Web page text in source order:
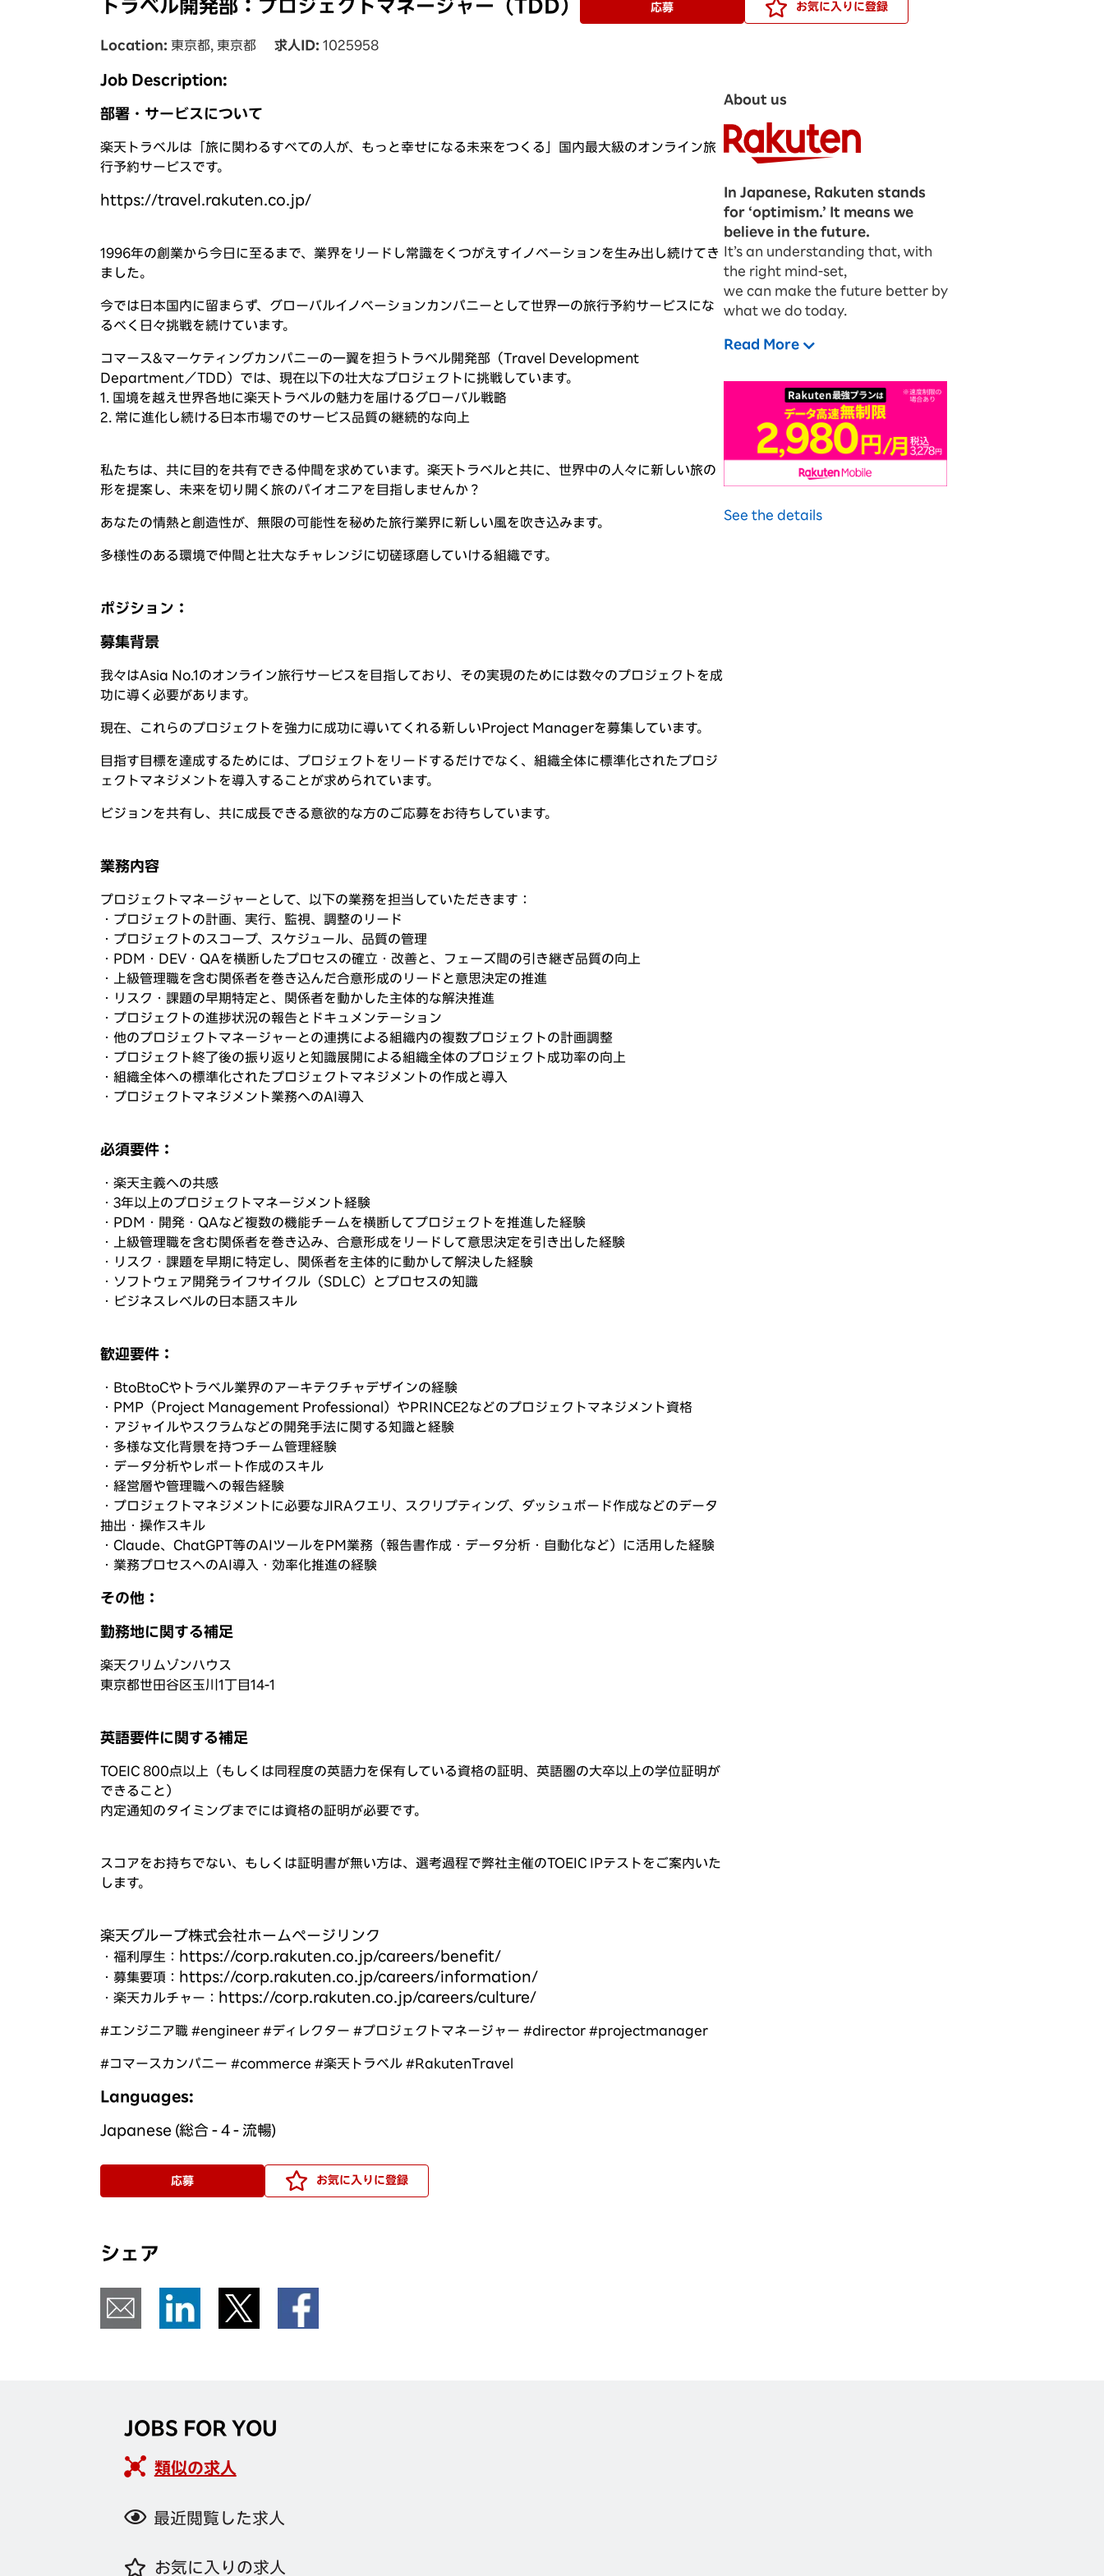
トラベル開発部：プロジェクトマネージャー（TDD） 応募 お気に入りに登録
Location 東京都, 東京都 求人ID 1025958
Job Description:
部署・サービスについて
楽天トラベルは「旅に関わるすべての人が、もっと幸せになる未来をつくる」国内最大級のオンライン旅
行予約サービスです。
https://travel.rakuten.co.jp/
1996年の創業から今日に至るまで、業界をリードし常識をくつがえすイノベーションを生み出し続けてき
ました。
今では日本国内に留まらず、グローバルイノベーションカンパニーとして世界一の旅行予約サービスにな
るべく日々挑戦を続けています。
コマース&マーケティングカンパニーの一翼を担うトラベル開発部（Travel Development
Department／TDD）では、現在以下の壮大なプロジェクトに挑戦しています。
1. 国境を越え世界各地に楽天トラベルの魅力を届けるグローバル戦略
2. 常に進化し続ける日本市場でのサービス品質の継続的な向上
私たちは、共に目的を共有できる仲間を求めています。楽天トラベルと共に、世界中の人々に新しい旅の
形を提案し、未来を切り開く旅のパイオニアを目指しませんか？
あなたの情熱と創造性が、無限の可能性を秘めた旅行業界に新しい風を吹き込みます。
多様性のある環境で仲間と壮大なチャレンジに切磋琢磨していける組織です。
ポジション：
募集背景
我々はAsia No.1のオンライン旅行サービスを目指しており、その実現のためには数々のプロジェクトを成
功に導く必要があります。
現在、これらのプロジェクトを強力に成功に導いてくれる新しいProject Managerを募集しています。
目指す目標を達成するためには、プロジェクトをリードするだけでなく、組織全体に標準化されたプロジ
ェクトマネジメントを導入することが求められています。
ビジョンを共有し、共に成長できる意欲的な方のご応募をお待ちしています。
業務内容
プロジェクトマネージャーとして、以下の業務を担当していただきます：
・プロジェクトの計画、実行、監視、調整のリード
・プロジェクトのスコープ、スケジュール、品質の管理
・PDM・DEV・QAを横断したプロセスの確立・改善と、フェーズ間の引き継ぎ品質の向上
・上級管理職を含む関係者を巻き込んだ合意形成のリードと意思決定の推進
・リスク・課題の早期特定と、関係者を動かした主体的な解決推進
・プロジェクトの進捗状況の報告とドキュメンテーション
・他のプロジェクトマネージャーとの連携による組織内の複数プロジェクトの計画調整
・プロジェクト終了後の振り返りと知識展開による組織全体のプロジェクト成功率の向上
・組織全体への標準化されたプロジェクトマネジメントの作成と導入
・プロジェクトマネジメント業務へのAI導入
必須要件：
・楽天主義への共感
・3年以上のプロジェクトマネージメント経験
・PDM・開発・QAなど複数の機能チームを横断してプロジェクトを推進した経験
・上級管理職を含む関係者を巻き込み、合意形成をリードして意思決定を引き出した経験
・リスク・課題を早期に特定し、関係者を主体的に動かして解決した経験
・ソフトウェア開発ライフサイクル（SDLC）とプロセスの知識
・ビジネスレベルの日本語スキル
歓迎要件：
・BtoBtoCやトラベル業界のアーキテクチャデザインの経験
・PMP（Project Management Professional）やPRINCE2などのプロジェクトマネジメント資格
・アジャイルやスクラムなどの開発手法に関する知識と経験
・多様な文化背景を持つチーム管理経験
・データ分析やレポート作成のスキル
・経営層や管理職への報告経験
・プロジェクトマネジメントに必要なJIRAクエリ、スクリプティング、ダッシュボード作成などのデータ
抽出・操作スキル
・Claude、ChatGPT等のAIツールをPM業務（報告書作成・データ分析・自動化など）に活用した経験
・業務プロセスへのAI導入・効率化推進の経験
その他：
勤務地に関する補足
楽天クリムゾンハウス
東京都世田谷区玉川1丁目14-1
英語要件に関する補足
TOEIC 800点以上（もしくは同程度の英語力を保有している資格の証明、英語圏の大卒以上の学位証明が
できること）
内定通知のタイミングまでには資格の証明が必要です。
スコアをお持ちでない、もしくは証明書が無い方は、選考過程で弊社主催のTOEIC IPテストをご案内いた
します。
楽天グループ株式会社ホームページリンク
・福利厚生： https://corp.rakuten.co.jp/careers/benefit/
・募集要項：
https://corp.rakuten.co.jp/careers/information/
・楽天カルチャー：
https://corp.rakuten.co.jp/careers/culture/
#エンジニア職 #engineer #ディレクター #プロジェクトマネージャー #director #projectmanager
#コマースカンパニー #commerce #楽天トラベル #RakutenTravel
Languages:
Japanese (総合 - 4 - 流暢)
応募 お気に入りに登録
シェア
About us
In Japanese, Rakuten stands
for ‘optimism.’ It means we
believe in the future.
It’s an understanding that, with
the right mind-set,
we can make the future better by
what we do today.
Read More
See the details
JOBS FOR YOU
類似の求人
最近閲覧した求人
お気に入りの求人